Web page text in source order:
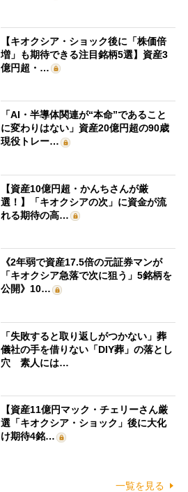
【キオクシア・ショック後に「株価倍
増」も期待できる注目銘柄5選】資産3
億円超・…
「AI・半導体関連が“本命”であること
に変わりはない」資産20億円超の90歳
現役トレー…
【資産10億円超・かんちさんが厳
選！】「キオクシアの次」に資金が流
れる期待の高…
《2年弱で資産17.5倍の元証券マンが
「キオクシア急落で次に狙う」5銘柄を
公開》10…
「失敗すると取り返しがつかない」葬
儀社の手を借りない「DIY葬」の落とし
穴 素人には…
【資産11億円マック・チェリーさん厳
選「キオクシア・ショック」後に大化
け期待4銘…
一覧を見る